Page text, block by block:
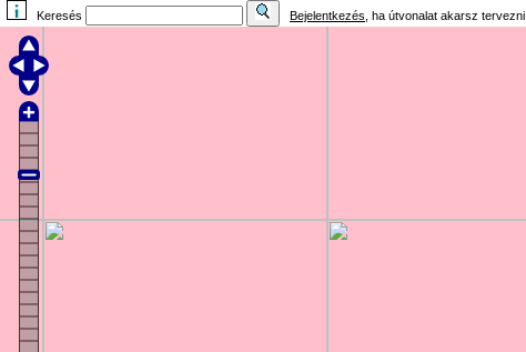
Keresés Bejelentkezés , ha útvonalat akarsz tervezni